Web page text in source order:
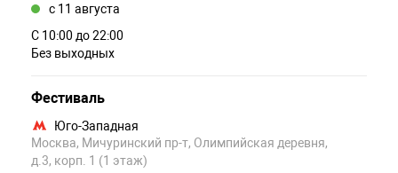
c 11 августа
С 10:00 до 22:00
Без выходных
Фестиваль
Юго-Западная
Москва, Мичуринский пр-т, Олимпийская деревня,
д.3, корп. 1 (1 этаж)